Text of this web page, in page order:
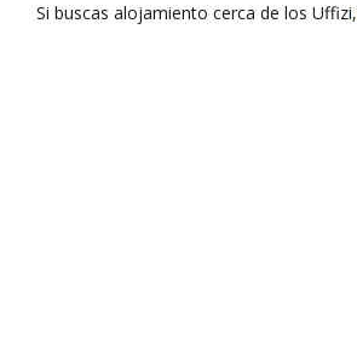
Si buscas alojamiento cerca de los Uffizi,